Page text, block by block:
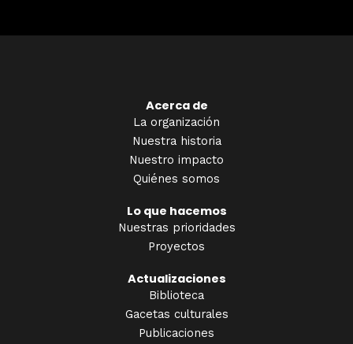
Acerca de
La organización
Nuestra historia
Nuestro impacto
Quiénes somos
Lo que hacemos
Nuestras prioridades
Proyectos
Actualizaciones
Biblioteca
Gacetas culturales
Publicaciones